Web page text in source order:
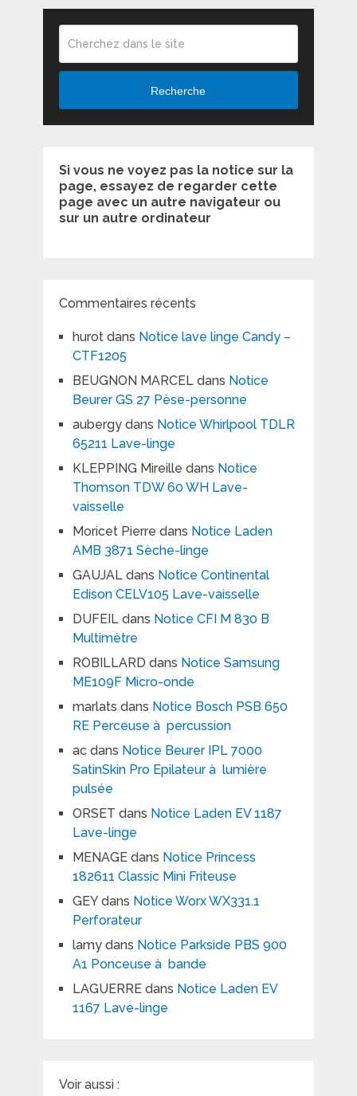
Recherche
Si vous ne voyez pas la notice sur la
page, essayez de regarder cette
page avec un autre navigateur ou
sur un autre ordinateur
Commentaires récents
hurotdans Notice lave linge Candy –
CTF1205
BEUGNON MARCELdans Notice
Beurer GS 27 Pèse-personne
aubergydans Notice Whirlpool TDLR
65211 Lave-linge
KLEPPING Mireille dans Notice
Thomson TDW 60 WH Lave-
vaisselle
Moricet Pierre dans Notice Laden
AMB 3871 Sèche-linge
GAUJALdans Notice Continental
Edison CELV105 Lave-vaisselle
DUFEILdans Notice CFI M 830 B
Multimètre
ROBILLARD dans Notice Samsung
ME109F Micro-onde
marlats dans Notice Bosch PSB 650
RE Perceuse à percussion
acdans Notice Beurer IPL 7000
SatinSkin Pro Epilateur à lumière
pulsée
ORSET dans Notice Laden EV 1187
Lave-linge
MENAGEdans Notice Princess
182611 Classic Mini Friteuse
GEYdans Notice Worx WX331.1
Perforateur
lamydans Notice Parkside PBS 900
A1 Ponceuse à bande
LAGUERREdans Notice Laden EV
1167 Lave-linge
Voir aussi :